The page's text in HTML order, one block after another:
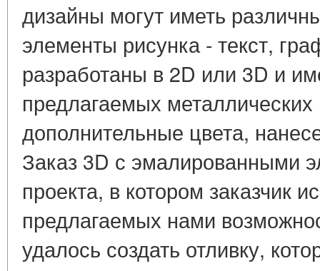
дизайны могут иметь
элементы рисунка - текст,
разработаны в 2D или 3D и
предлагаемых металлических
дополнительные цвета,
Заказ 3D с эмалированными
проекта, в котором заказчик
предлагаемых нами
удалось создать отливку,